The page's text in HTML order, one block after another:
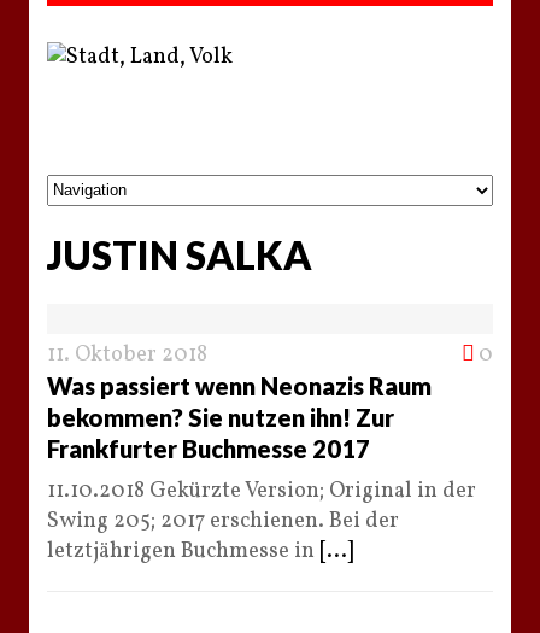
JUSTIN SALKA
11. Oktober 2018 0
Was passiert wenn Neonazis Raum
bekommen? Sie nutzen ihn! Zur
Frankfurter Buchmesse 2017
11.10.2018 Gekürzte Version; Original in der
Swing 205; 2017 erschienen. Bei der
letztjährigen Buchmesse in [...]